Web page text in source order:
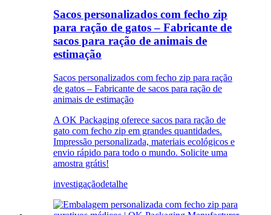
Sacos personalizados com fecho zip
para ração de gatos – Fabricante de
sacos para ração de animais de
estimação
Sacos personalizados com fecho zip para ração
de gatos – Fabricante de sacos para ração de
animais de estimação
A OK Packaging oferece sacos para ração de
gato com fecho zip em grandes quantidades.
Impressão personalizada, materiais ecológicos e
envio rápido para todo o mundo. Solicite uma
amostra grátis!
investigaçãodetalhe